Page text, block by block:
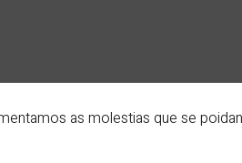
as molestias que se